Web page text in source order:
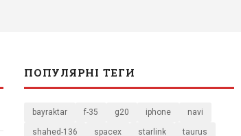
ПОПУЛЯРНІ ТЕГИ
bayraktar f-35 g20 iphone navi
shahed-136 spacex starlink taurus